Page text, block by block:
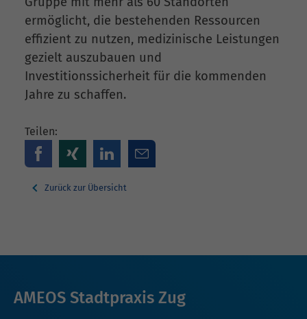
ermöglicht, die bestehenden Ressourcen
effizient zu nutzen, medizinische Leistungen
gezielt auszubauen und
Investitionssicherheit für die kommenden
Jahre zu schaffen.
Teilen:
Zurück zur Übersicht
AMEOS Stadtpraxis Zug